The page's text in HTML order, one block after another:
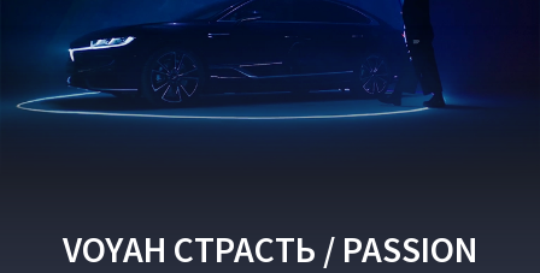
VOYAH СТРАСТЬ / PASSION